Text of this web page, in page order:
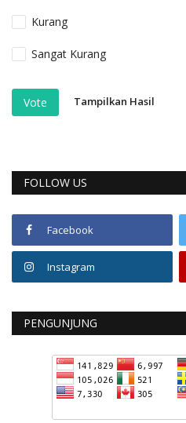
Kurang
Sangat Kurang
Vote Tampilkan Hasil
FOLLOW US
Facebook
Instagram
PENGUNJUNG